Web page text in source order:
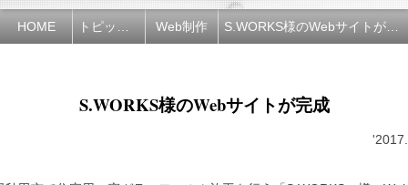
HOME Web制作 S.WORKS様のWebサイトが完成
S.WORKS様のWebサイトが完成